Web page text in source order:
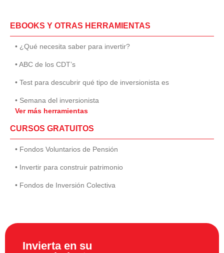
EBOOKS Y OTRAS HERRAMIENTAS
• ¿Qué necesita saber para invertir?
• ABC de los CDT’s
• Test para descubrir qué tipo de inversionista es
• Semana del inversionista
Ver más herramientas
CURSOS GRATUITOS
• Fondos Voluntarios de Pensión
• Invertir para construir patrimonio
• Fondos de Inversión Colectiva
Invierta en su